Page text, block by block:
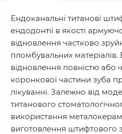
Ендоканальні титанові
ендодонтії в якості
відновлення частково
пломбувальних
відновлення повністю або
коронкової частини зуба
лікуванні. Залежно від
титанового
використання
виготовлення штифтового